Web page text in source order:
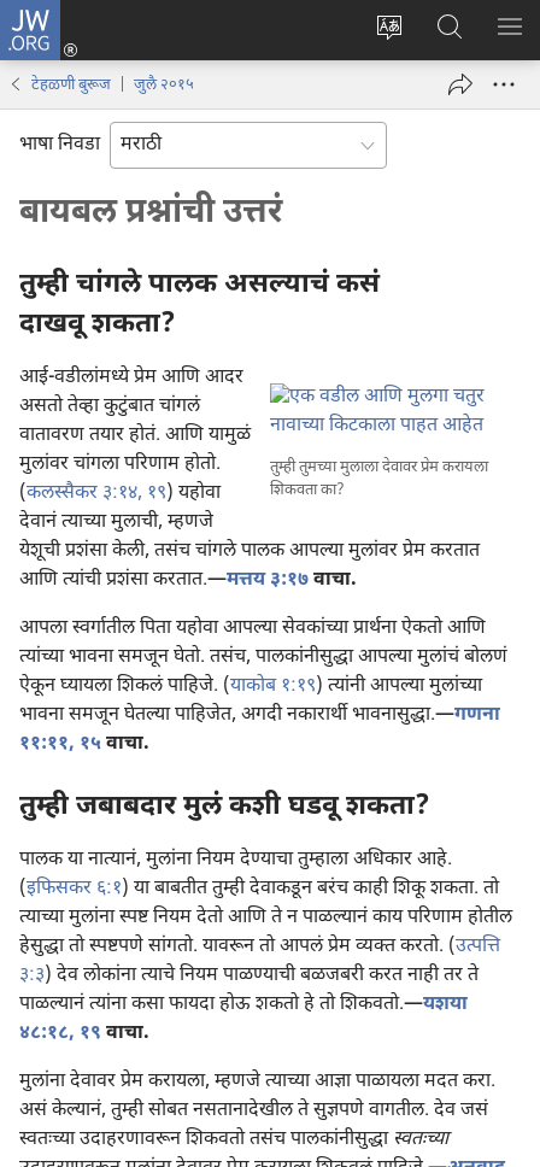
JW.ORG
साइटची
लॉग
इन
window)
JW.ORG
वर
शोधा
मेनू
टेहळणी बुरूज | जुलै २०१५
भाषा निवडा
बायबल प्रश्नांची उत्तरं
तुम्ही चांगले पालक असल्याचं कसं
दाखवू शकता?
तुम्ही तुमच्या मुलाला देवावर प्रेम करायला
शिकवता का?
आई-वडीलांमध्ये प्रेम आणि आदर
असतो तेव्हा कुटुंबात चांगलं
वातावरण तयार होतं. आणि यामुळं
मुलांवर चांगला परिणाम होतो.
(कलस्सैकर ३:१४, १९) यहोवा
देवानं त्याच्या मुलाची, म्हणजे
येशूची प्रशंसा केली, तसंच चांगले पालक आपल्या मुलांवर प्रेम करतात
आणि त्यांची प्रशंसा करतात.—मत्तय ३:१७वाचा.
आपला स्वर्गातील पिता यहोवा आपल्या सेवकांच्या प्रार्थना ऐकतो आणि
त्यांच्या भावना समजून घेतो. तसंच, पालकांनीसुद्धा आपल्या मुलांचं बोलणं
ऐकून घ्यायला शिकलं पाहिजे. (याकोब १:१९) त्यांनी आपल्या मुलांच्या
भावना समजून घेतल्या पाहिजेत, अगदी नकारार्थी भावनासुद्धा.—गणना
११:११, १५वाचा.
तुम्ही जबाबदार मुलं कशी घडवू शकता?
पालक या नात्यानं, मुलांना नियम देण्याचा तुम्हाला अधिकार आहे.
(इफिसकर ६:१) या बाबतीत तुम्ही देवाकडून बरंच काही शिकू शकता. तो
त्याच्या मुलांना स्पष्ट नियम देतो आणि ते न पाळल्यानं काय परिणाम होतील
हेसुद्धा तो स्पष्टपणे सांगतो. यावरून तो आपलं प्रेम व्यक्त करतो. (उत्पत्ति
३:३) देव लोकांना त्याचे नियम पाळण्याची बळजबरी करत नाही तर ते
पाळल्यानं त्यांना कसा फायदा होऊ शकतो हे तो शिकवतो.—यशया
४८:१८, १९ वाचा.
मुलांना देवावर प्रेम करायला, म्हणजे त्याच्या आज्ञा पाळायला मदत करा.
असं केल्यानं, तुम्ही सोबत नसतानादेखील ते सुज्ञपणे वागतील. देव जसं
स्वतःच्या उदाहरणावरून शिकवतो तसंच पालकांनीसुद्धा स्वतःच्या